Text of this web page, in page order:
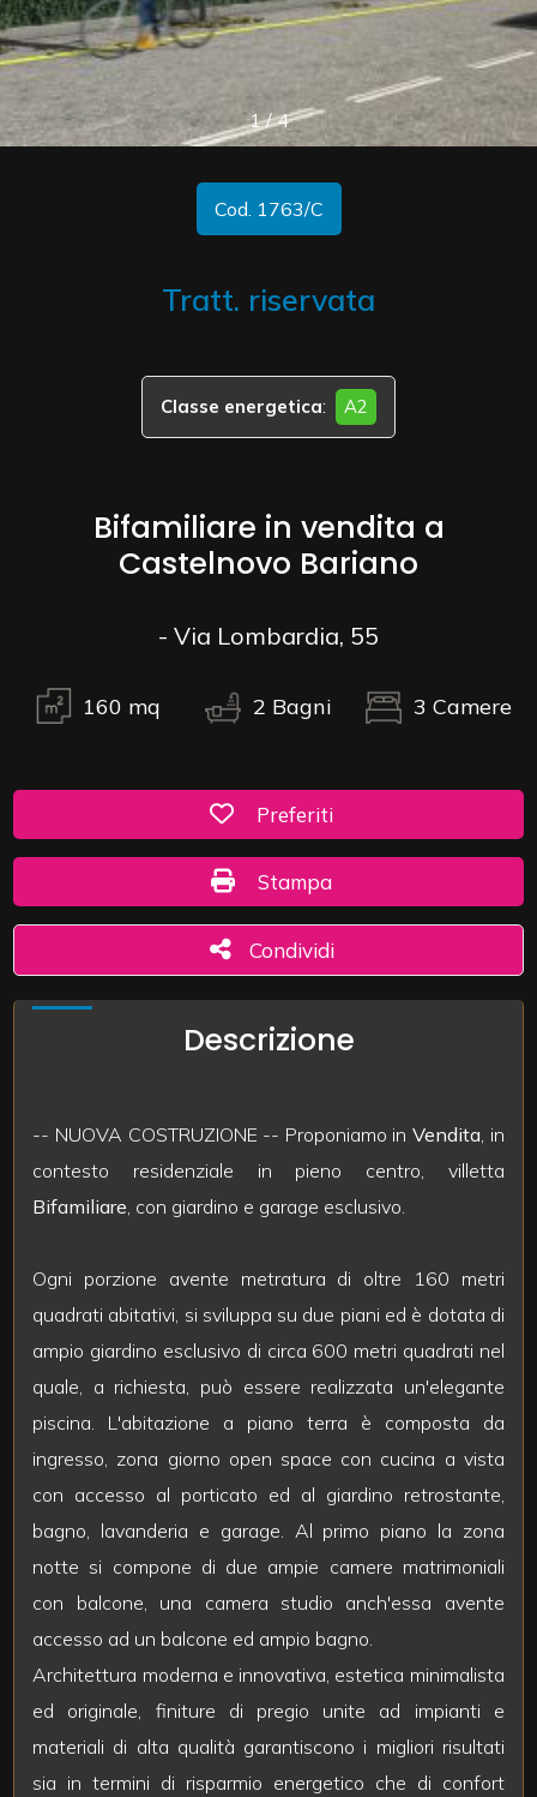
1 / 4
Cod. 1763/C
Tratt. riservata
Classe energetica: A2
Bifamiliare in vendita a
Castelnovo Bariano
- Via Lombardia, 55
160 mq 2 Bagni 3 Camere
Preferiti: Cod. 1763/C
Preferiti
Stampa: Cod. 1763/C
Stampa
Condividi
Condividi
Descrizione
-- NUOVA COSTRUZIONE -- Proponiamo inVendita, in
contesto residenziale in pieno centro, villetta
Bifamiliare, con giardino e garage esclusivo.
Ogni porzione avente metratura di oltre 160 metri
quadrati abitativi, si sviluppa su due piani ed è dotata di
ampio giardino esclusivo di circa 600 metri quadrati nel
quale, a richiesta, può essere realizzata un'elegante
piscina. L'abitazione a piano terra è composta da
ingresso, zona giorno open space con cucina a vista
con accesso al porticato ed al giardino retrostante,
bagno, lavanderia e garage. Al primo piano la zona
notte si compone di due ampie camere matrimoniali
con balcone, una camera studio anch'essa avente
accesso ad un balcone ed ampio bagno.
Architettura moderna e innovativa, estetica minimalista
ed originale, finiture di pregio unite ad impianti e
materiali di alta qualità garantiscono i migliori risultati
sia in termini di risparmio energetico che di confort
CONTATTI
Provincia
Comune
Residenziali
Prezzo
Locali
minimi
Qualsiasi
2
4
5